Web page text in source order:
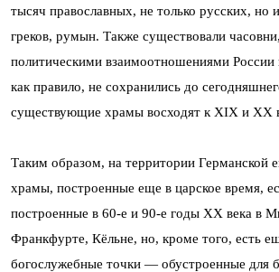
тысяч православных, не только русских, но
греков, румын. Также существовали
политическими взаимоотношениями
как правило, не сохранились до
существующие храмы восходят к XIX и ХХ
Таким образом, на территории Германской
храмы, построенные еще в царское время,
построенные в 60-е и 90-е годы XX века в
Франкфурте, Кёльне, но, кроме того, есть
богослужебные точки — обустроенные для